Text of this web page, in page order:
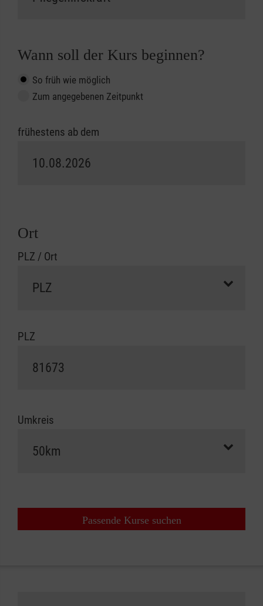
Wann soll der Kurs beginnen?
So früh wie möglich
Zum angegebenen Zeitpunkt
frühestens ab dem
Ort
PLZ / Ort
PLZ
Umkreis
Passende Kurse suchen